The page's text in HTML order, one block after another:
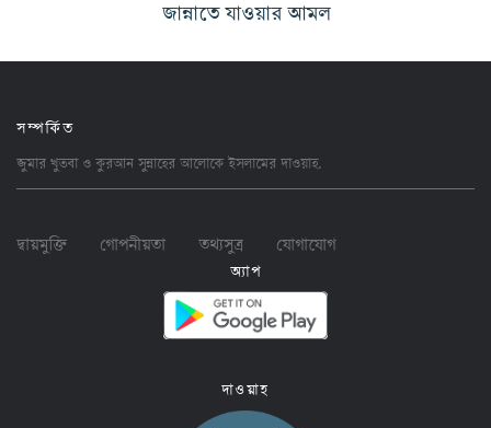
জান্নাতে যাওয়ার আমল
সম্পর্কিত
জুমার খুতবা ও কুরআন সুন্নাহের আলোকে ইসলামের দাওয়াহ.
দ্বায়মুক্তি গোপনীয়তা তথ্যসুত্র যোগাযোগ
অ্যাপ
দাওয়াহ